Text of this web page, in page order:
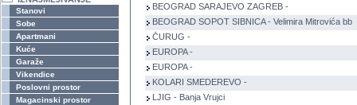
Stanovi
Sobe
Apartmani
Kuće
Garaže
Vikendice
Poslovni prostor
Magacinski prostor
BEOGRAD SARAJEVO ZAGREB -
BEOGRAD SOPOT SIBNICA - Velimira Mitrovića bb
ČURUG -
EUROPA -
EUROPA -
KOLARI SMEDEREVO -
LJIG - Banja Vrujci